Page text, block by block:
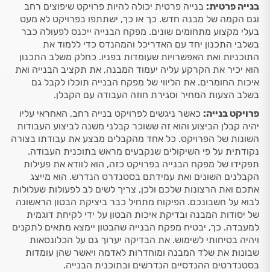
בנייה פרטית: בנייה פרטית יכולה להיות פרויקט שיפוצים רחב
וגם הקמה של מבנה חדש. כך או כך, ישתתפו בפרויקט לא מעט
בעלי מקצוע מתחומים שונים. מפקח הבנייה ייכנס לפעולה כבר
בשלבי התכנון יחד עם האדריכל והמהנדס כדי ללמוד את
התוכניות ואת האפשרויות שעומדות בפניו. כחלק משלב התכנון
הוא יכיר את הקרקע עליה יעמוד המבנה, את תקציב הבנייה ואת
איכות החומרים. את הליווי של מפקח הבנייה תוכלו לקבל גם
בשלב הצעות המחיר וסגירת חוזה העבודה עם הקבלן.
פרויקט בנייה: כאשר ניגשים לפרויקט בנייה רחב, האחראי עליו
יהיה קבלן הביצוע והוא זה ששוכר קבלני משנה לביצוע העבודות
השונות של הפרויקט. כל אחד מהקבלים מבצע את עבודתו בצורה
נקודתית על פי השיקולים שנקבעים מראש בתוכנית העבודה.
תפקידו של מפקח הבנייה בפרויקט כזה, הוא לוודא את פעילות
הקבלנים השונים ואת עמידתם בסטנדרט הנדרש. הוא מייצג
אתכם ואת הרצונות שלכם ולכן, צריך לשים לב לפעולות שעלולות
לבוא על חשבונכם. הפיקוח מתחיל כבר ביציקת הבטון הראשונה
של יסודות המבנה ובדיקת איכות הבטון על ידי לקיחת דוגמית
למעבדה. כך, יבטיח מפקח הבנייה שהבטון יימצא מתאים לתקנים
ויהיה בטיחותי לשימוש. את הבדיקה יערוך גם על הכלונסאות
שבונות את שלד המבנה ומוחדרות לאדמה ויאשר שהן עומדות
בסטנדרטים ההנדסיים הנדרשים ובתוכנית הבנייה.